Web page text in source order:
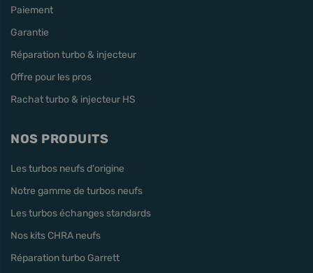
Paiement
Garantie
Réparation turbo & injecteur
Offre pour les pros
Rachat turbo & injecteur HS
NOS PRODUITS
Les turbos neufs d'origine
Notre gamme de turbos neufs
Les turbos échanges standards
Nos kits CHRA neufs
Réparation turbo Garrett